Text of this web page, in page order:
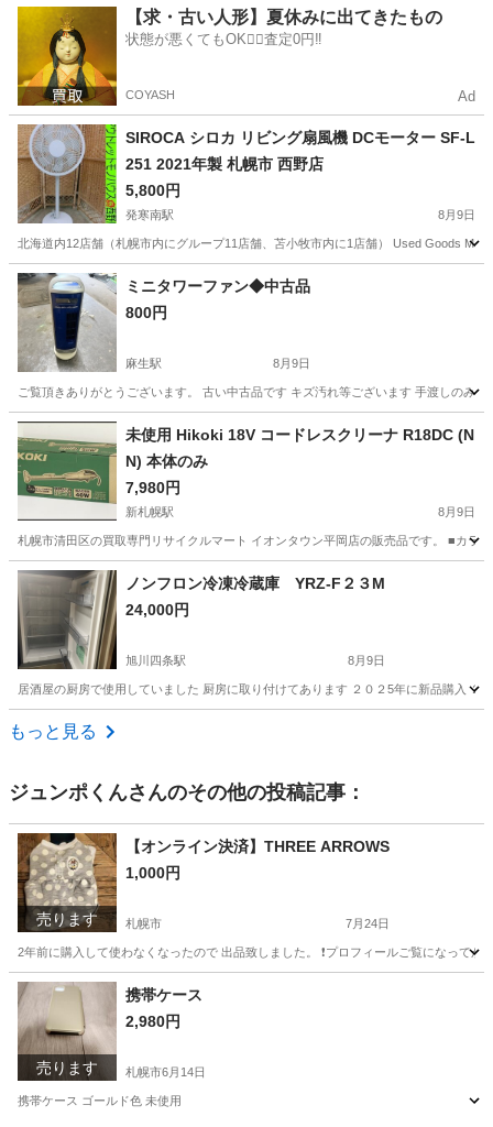
新川駅 映像プレーヤー、レコーダー
【求・古い人形】夏休みに出てきたもの
状態が悪くてもOK🙆‍♀️査定0円‼️
COYASH Ad
SIROCA シロカ リビング扇風機 DCモーター SF-L
251 2021年製 札幌市 西野店
5,800円
発寒南駅 8月9日
北海道内12店舗（札幌市内にグループ11店舗、苫小牧市内に1店舗） Used Goods
北海道 札幌市 発寒南駅 季節、空調家電
ミニタワーファン◆中古品
800円
麻生駅 8月9日
ご覧頂きありがとうございます。 古い中古品です キズ汚れ等ございます 手渡しのみ
北海道 札幌市 麻生駅 季節、空調家電 キズ
未使用 Hikoki 18V コードレスクリーナ R18DC (N
N) 本体のみ
7,980円
新札幌駅 8月9日
札幌市清田区の買取専門リサイクルマート イオンタウン平岡店の販売品です
北海道 札幌市 生活家電
ノンフロン冷凍冷蔵庫 YRZ-F２３M
24,000円
旭川四条駅 8月9日
居酒屋の厨房で使用していました 厨房に取り付けてあります ２０２5年に新品購入
北海道 旭川市
もっと見る
ジュンポくんさんのその他の投稿記事：
売ります
【オンライン決済】THREE ARROWS
1,000円
札幌市 7月24日
2年前に購入して使わなくなったので 出品致しました。 ❗プロフィールご覧になってか
北海道 札幌市 その他
売ります
携帯ケース
2,980円
札幌市6月14日
携帯ケース ゴールド色 未使用